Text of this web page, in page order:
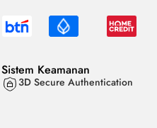
Sistem Keamanan
3D Secure Authentication